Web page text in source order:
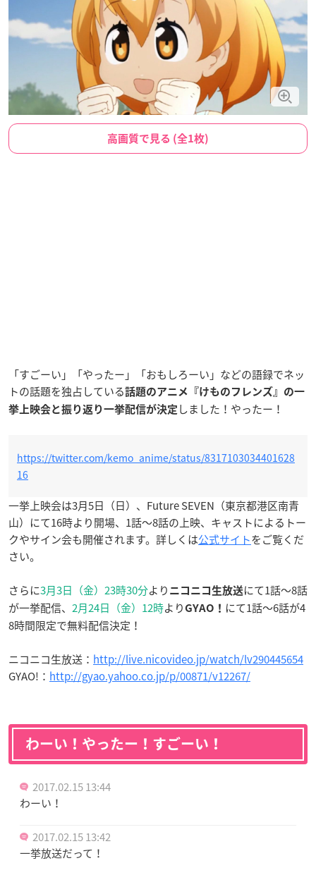
高画質で見る (全1枚)
「すごーい」「やったー」「おもしろーい」などの語録でネッ
トの話題を独占している話題のアニメ『けものフレンズ』の一
挙上映会と振り返り一挙配信が決定 しました！やったー！
https://twitter.com/kemo_anime/status/8317103034401628
16
一挙上映会は3月5日（日）、Future SEVEN（東京都港区南青
山）にて16時より開場、1話〜8話の上映、キャストによるトー
クやサイン会も開催されます。詳しくは公式サイトをご覧くだ
さい。
さらに3月3日（金）23時30分より ニコニコ生放送にて1話〜8話
が一挙配信、 2月24日（金）12時より GYAO！ にて1話〜6話が4
8時間限定で無料配信決定！
ニコニコ生放送： http://live.nicovideo.jp/watch/lv290445654
GYAO!： http://gyao.yahoo.co.jp/p/00871/v12267/
わーい！やったー！すごーい！
2017.02.15 13:44
わーい！
2017.02.15 13:42
一挙放送だって！